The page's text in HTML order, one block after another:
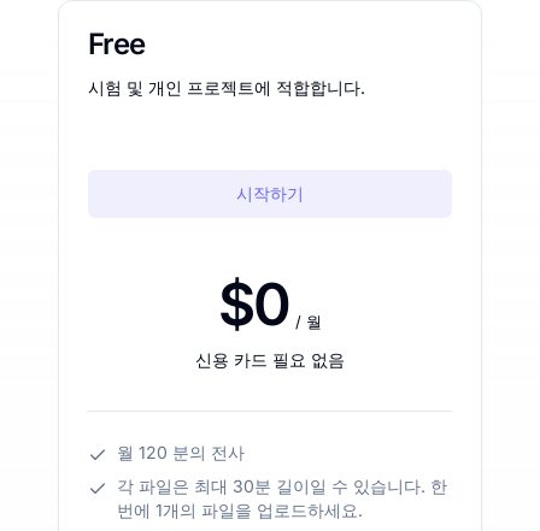
Free
시험 및 개인 프로젝트에 적합합니다.
시작하기
$0 / 월
신용 카드 필요 없음
월 120 분의 전사
각 파일은 최대 30분 길이일 수 있습니다. 한
번에 1개의 파일을 업로드하세요.